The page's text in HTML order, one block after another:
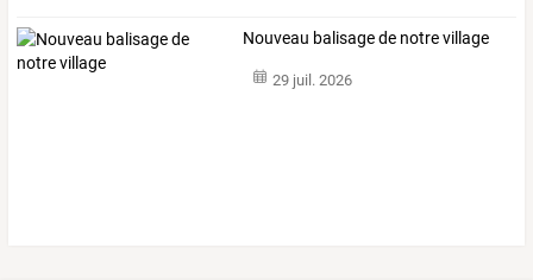
Nouveau balisage de notre village
29 juil. 2026